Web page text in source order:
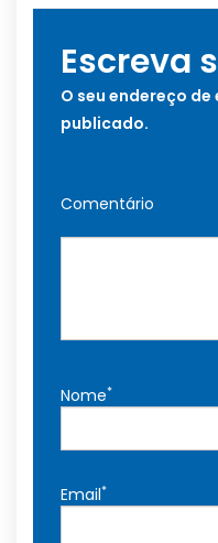
Escreva
O seu endereço
publicado.
Comentário
Nome*
Email*